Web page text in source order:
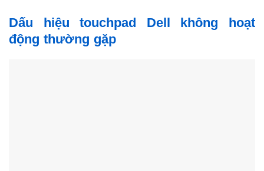
Dấu hiệu touchpad Dell không hoạt
động thường gặp